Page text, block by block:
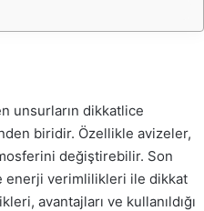
unsurların dikkatlice
biridir. Özellikle avizeler,
değiştirebilir. Son
enerji verimlilikleri ile dikkat
avantajları ve kullanıldığı